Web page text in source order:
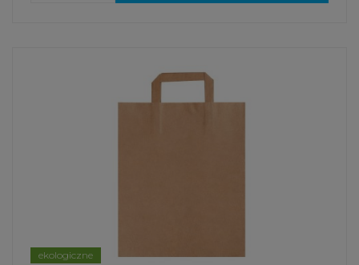
ekologiczne